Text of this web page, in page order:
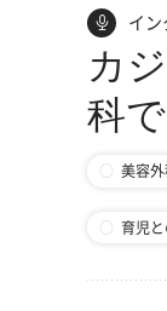
イ
カ
科
美容
育児